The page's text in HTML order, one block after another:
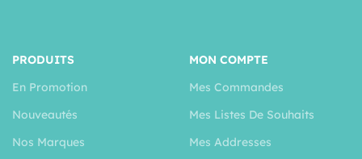
PRODUITS
En Promotion
Nouveautés
Nos Marques
MON COMPTE
Mes Commandes
Mes Listes De Souhaits
Mes Addresses